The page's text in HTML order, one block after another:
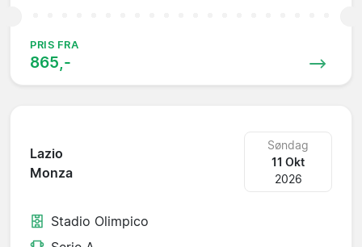
PRIS FRA
865,-
Lazio
Monza
Søndag
11 Okt
2026
Stadio Olimpico